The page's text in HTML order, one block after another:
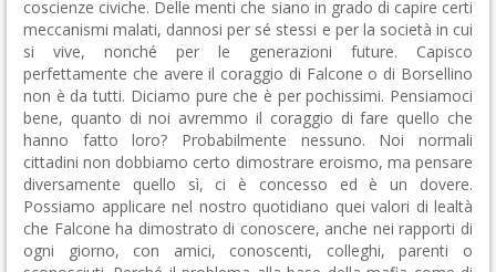
coscienze civiche. Delle menti che siano in grado di capire certi
meccanismi malati, dannosi per sé stessi e per la società in cui
si vive, nonché per le generazioni future. Capisco
perfettamente che avere il coraggio di Falcone o di Borsellino
non è da tutti. Diciamo pure che è per pochissimi. Pensiamoci
bene, quanto di noi avremmo il coraggio di fare quello che
hanno fatto loro? Probabilmente nessuno. Noi normali
cittadini non dobbiamo certo dimostrare eroismo, ma pensare
diversamente quello sì, ci è concesso ed è un dovere.
Possiamo applicare nel nostro quotidiano quei valori di lealtà
che Falcone ha dimostrato di conoscere, anche nei rapporti di
ogni giorno, con amici, conoscenti, colleghi, parenti o